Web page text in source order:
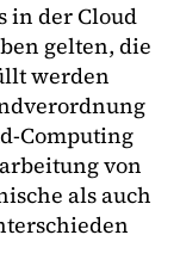
in der Cloud
gelten, die
werden
Computing
von
als auch